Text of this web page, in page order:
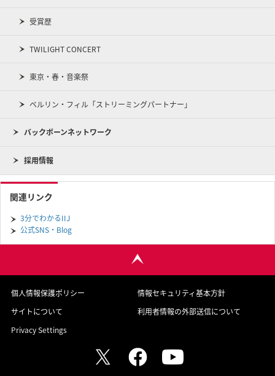
受賞歴
TWILIGHT CONCERT
東京・春・音楽祭
ベルリン・フィル「ストリーミングパートナー」
バックボーンネットワーク
採用情報
関連リンク
3分でわかるIIJ
公式SNS・Blog
個人情報保護ポリシー
情報セキュリティ基本方針
サイトについて
利用者情報の外部送信について
Privacy Settings